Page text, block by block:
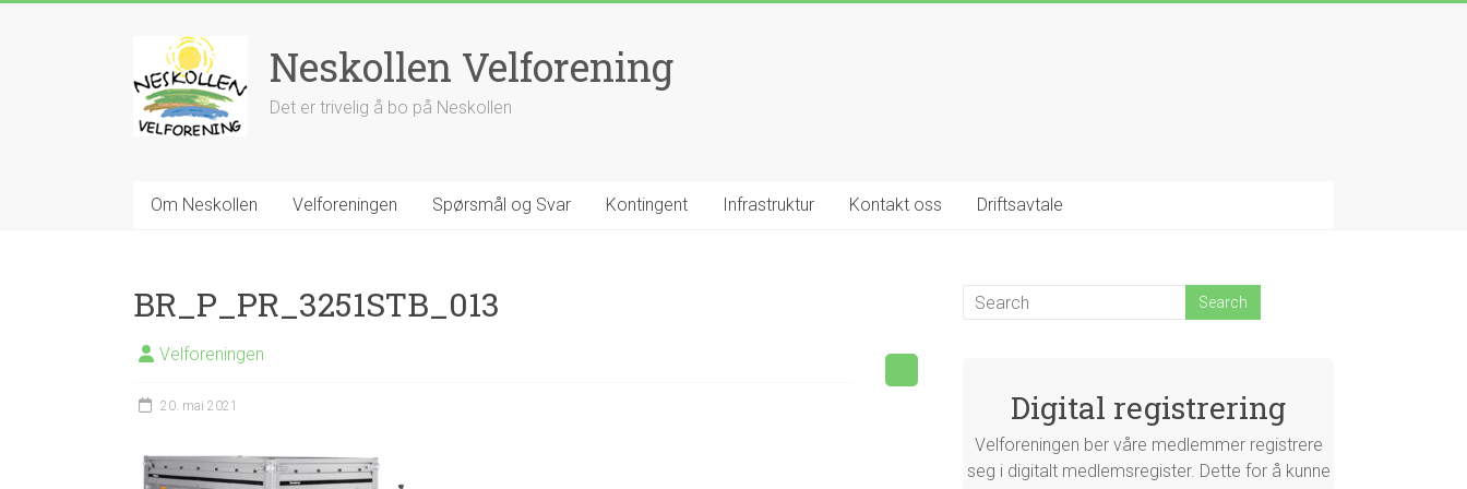
Neskollen Velforening
Det er trivelig å bo på Neskollen
Om Neskollen Velforeningen Spørsmål og Svar Kontingent Infrastruktur Kontakt oss Driftsavtale
BR_P_PR_3251STB_013
Velforeningen
20. mai 2021 Digital registrering
Velforeningen ber våre medlemmer registrere
seg i digitalt medlemsregister. Dette for å kunne